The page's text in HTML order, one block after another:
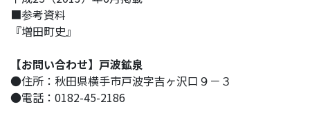
■参考資料
『増田町史』
【お問い合わせ】戸波鉱泉
●住所：秋田県横手市戸波字吉ヶ沢口９－３
●電話：0182-45-2186